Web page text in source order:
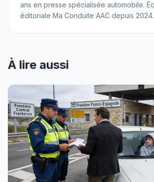
ans en presse spécialisée automobile.
éditoriale Ma Conduite AAC depuis 2024.
À lire aussi